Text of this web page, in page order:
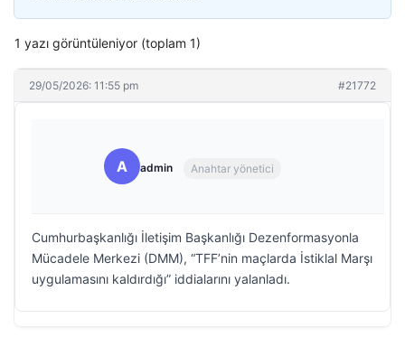
1 yazı görüntüleniyor (toplam 1)
29/05/2026: 11:55 pm #21772
A admin Anahtar yönetici
Cumhurbaşkanlığı İletişim Başkanlığı Dezenformasyonla
Mücadele Merkezi (DMM), “TFF’nin maçlarda İstiklal Marşı
uygulamasını kaldırdığı” iddialarını yalanladı.